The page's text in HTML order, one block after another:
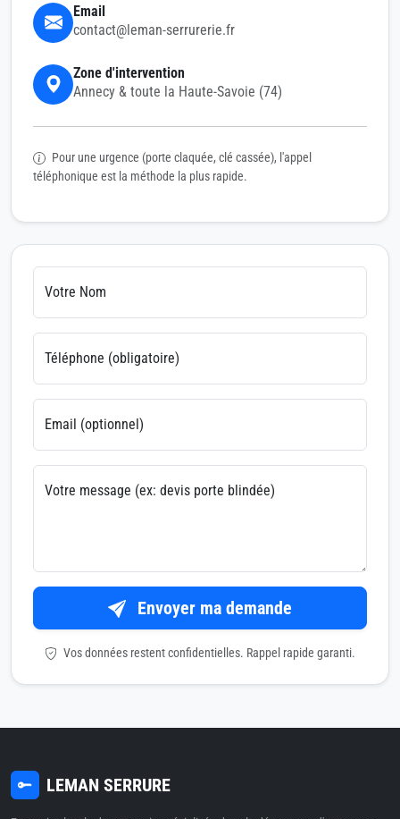
Email
contact@leman-serrurerie.fr
Zone d'intervention
Annecy & toute la Haute-Savoie (74)
Pour une urgence (porte claquée, clé cassée), l'appel
téléphonique est la méthode la plus rapide.
Votre Nom
Téléphone (obligatoire)
Email (optionnel)
Votre message (ex: devis porte blindée)
Envoyer ma demande
Vos données restent confidentielles. Rappel rapide garanti.
LEMAN SERRURE